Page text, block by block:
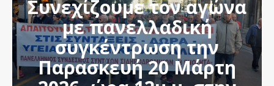
Συνεχίζουμε τον αγώνα
με πανελλαδική
συγκέντρωση την
Παρασκευή 20 Μάρτη